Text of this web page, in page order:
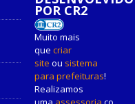
POR CR2
Muito mais
que criar
site ou sistema
para prefeituras!
Realizamos